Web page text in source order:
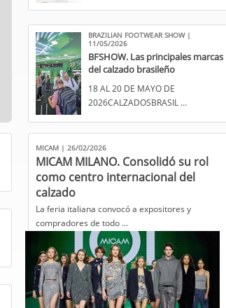
BRAZILIAN FOOTWEAR SHOW |
11/05/2026
BFSHOW. Las principales marcas
del calzado brasileño
18 AL 20 DE MAYO DE
2026CALZADOS​BRASIL ...
MICAM | 26/02/2026
MICAM MILANO. Consolidó su rol
como centro internacional del
calzado
​La feria italiana convocó a expositores y
compradores de todo ...